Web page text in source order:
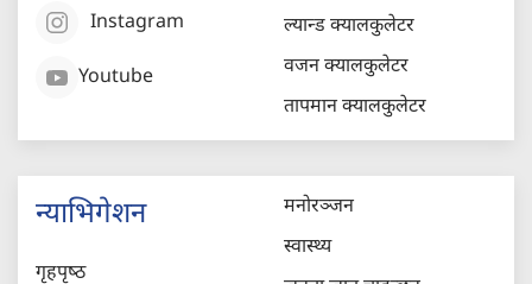
Instagram
Youtube
ल्यान्ड क्यालकुलेटर
वजन क्यालकुलेटर
तापमान क्यालकुलेटर
न्याभिगेशन
गृहपृष्‍ठ
मनोरञ्जन
स्वास्थ्य